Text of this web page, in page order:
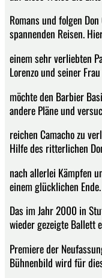
Romans und folgen
spannenden Reisen.
einem sehr verliebten
Lorenzo und seiner
möchte den Barbier
andere Pläne und
reichen Camacho zu
Hilfe des ritterlichen
nach allerlei Kämpfen
einem glücklichen Ende.
Das im Jahr 2000 in
wieder gezeigte Ballett
Premiere der
Bühnenbild wird für